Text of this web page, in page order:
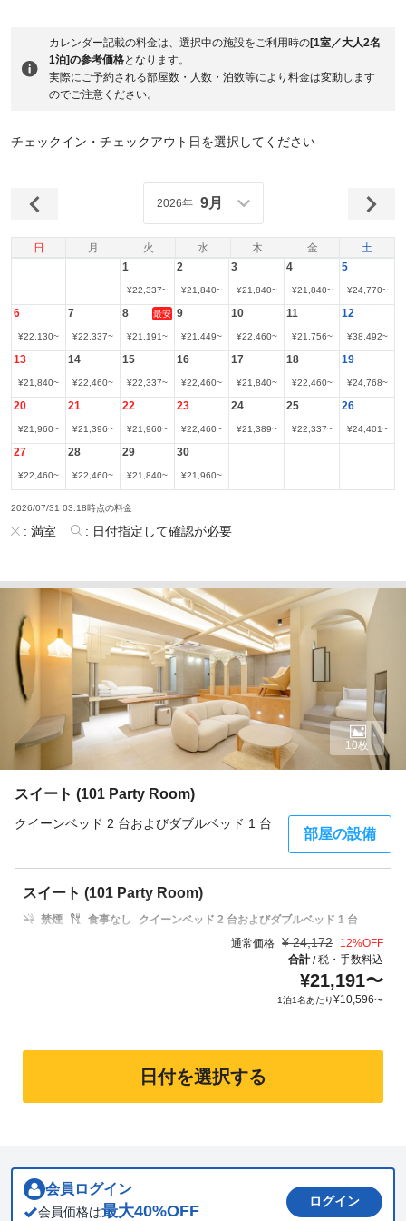
カレンダー記載の料金は、選択中の施設をご利用時の[1室／大人2名
1泊]の参考価格となります。
実際にご予約される部屋数・人数・泊数等により料金は変動します
のでご注意ください。
チェックイン・チェックアウト日を選択してください
日 月 火 水 木 金 土
2026年 9月
1
¥22,337~
2
¥21,840~
3
¥21,840~
4
¥21,840~
5
¥24,770~
6
¥22,130~
7
¥22,337~
8 最安
¥21,191~
9
¥21,449~
10
¥22,460~
11
¥21,756~
12
¥38,492~
13
¥21,840~
14
¥22,460~
15
¥22,337~
16
¥22,460~
17
¥21,840~
18
¥22,460~
19
¥24,768~
20
¥21,960~
21
¥21,396~
22
¥21,960~
23
¥22,460~
24
¥21,389~
25
¥22,337~
26
¥24,401~
27
¥22,460~
28
¥22,460~
29
¥21,840~
30
¥21,960~
2026/07/31 03:18時点の料金
: 満室 : 日付指定して確認が必要
スイート (101 Party Room)
クイーンベッド 2 台およびダブルベッド 1 台
部屋の設備
10枚
スイート (101 Party Room)
禁煙 食事なし
クイーンベッド 2 台およびダブルベッド 1 台
通常価格 ¥ 24,172 12%OFF
合計/税・手数料込
¥21,191〜
1泊1名あたり¥10,596〜
日付を選択する
会員ログイン
会員価格は最大40%OFF
ログイン